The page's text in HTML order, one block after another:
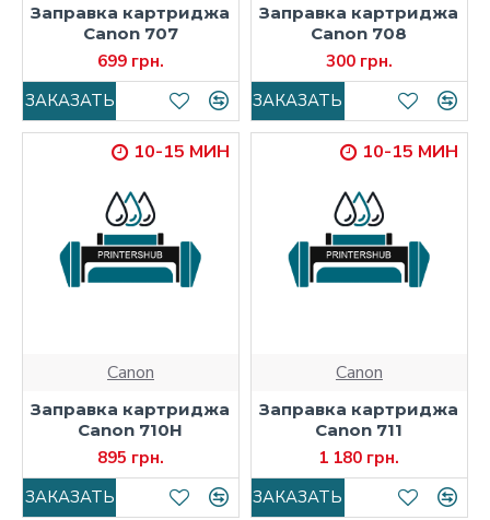
Заправка картриджа
Canon 707
699 грн.
ЗАКАЗАТЬ
Заправка картриджа
Canon 708
300 грн.
ЗАКАЗАТЬ
10-15 МИН
Canon
Заправка картриджа
Canon 710H
895 грн.
ЗАКАЗАТЬ
10-15 МИН
Canon
Заправка картриджа
Canon 711
1 180 грн.
ЗАКАЗАТЬ